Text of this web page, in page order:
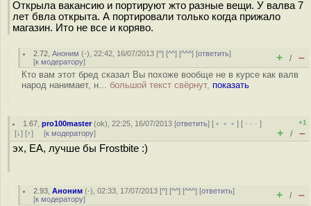
Открыла вакансию и портируют жто разные вещи. У валва 7
лет бвла открыта. А портировали только когда прижало
магазин. Ито не все и коряво.
2.72 ,Аноним (-), 22:42, 16/07/2013 [^] [^^] [^^^] [ответить]
[к модератору] + / –
Кто вам этот бред сказал Вы похоже вообще не в курсе как валв
народ нанимает, н... большой текст свёрнут, показать
1.67 ,pro100master(ok), 22:25, 16/07/2013 [ответить] [ ﹢﹢﹢] [ · · ·]
[↓] [↑] [к модератору]
+1
+ / –
эх, ЕА, лучше бы Frostbite :)
2.93 ,Аноним (-), 02:33, 17/07/2013 [^] [^^] [^^^] [ответить]
[к модератору] + / –